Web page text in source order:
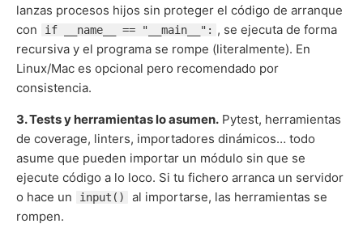
lanzas procesos hijos sin proteger el código de arranque
con
if __name__ == "__main__": , se ejecuta de forma
recursiva y el programa se rompe (literalmente). En
Linux/Mac es opcional pero recomendado por
consistencia.
3. Tests y herramientas lo asumen. Pytest, herramientas
de coverage, linters, importadores dinámicos… todo
asume que pueden importar un módulo sin que se
ejecute código a lo loco. Si tu fichero arranca un servidor
o hace un
input()
al importarse, las herramientas se
rompen.